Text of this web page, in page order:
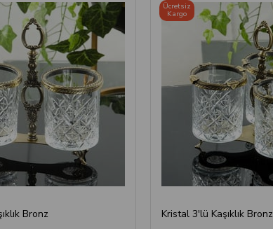
Bronz Kristal 3'lü Kaşıklık Bronz
Ücretsiz
Kargo